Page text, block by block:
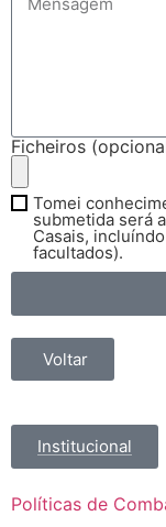
Ficheiros
Tomei
submetida será
Casais,
facultados).
Voltar
Institucional
Políticas de